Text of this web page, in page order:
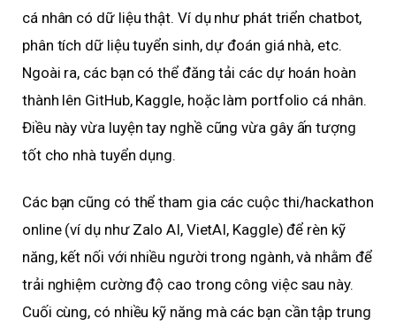
cá nhân có dữ liệu thật. Ví dụ như phát triển chatbot,
phân tích dữ liệu tuyển sinh, dự đoán giá nhà, etc.
Ngoài ra, các bạn có thể đăng tải các dự hoán hoàn
thành lên GitHub, Kaggle, hoặc làm portfolio cá nhân.
Điều này vừa luyện tay nghề cũng vừa gây ấn tượng
tốt cho nhà tuyển dụng.
Các bạn cũng có thể tham gia các cuộc thi/hackathon
online (ví dụ như Zalo AI, VietAI, Kaggle) để rèn kỹ
năng, kết nối với nhiều người trong ngành, và nhằm để
trải nghiệm cường độ cao trong công việc sau này.
Cuối cùng, có nhiều kỹ năng mà các bạn cần tập trung